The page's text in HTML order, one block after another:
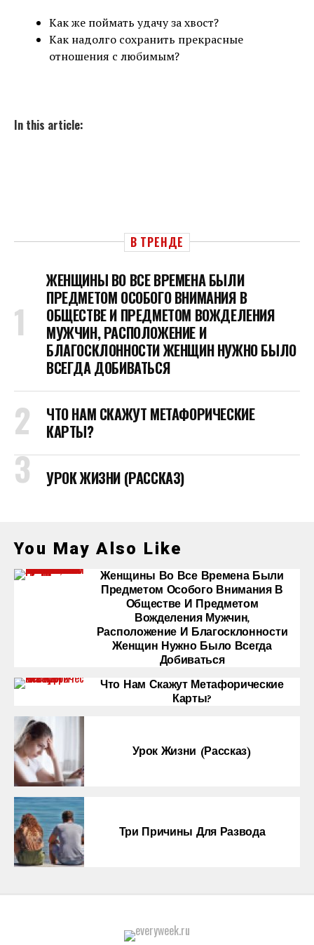
Как же поймать удачу за хвост?
Как надолго сохранить прекрасные
отношения с любимым?
In this article:
В ТРЕНДЕ
ЖЕНЩИНЫ ВО ВСЕ ВРЕМЕНА БЫЛИ
ПРЕДМЕТОМ ОСОБОГО ВНИМАНИЯ В
ОБЩЕСТВЕ И ПРЕДМЕТОМ ВОЖДЕЛЕНИЯ
МУЖЧИН, РАСПОЛОЖЕНИЕ И
БЛАГОСКЛОННОСТИ ЖЕНЩИН НУЖНО БЫЛО
ВСЕГДА ДОБИВАТЬСЯ
ЧТО НАМ СКАЖУТ МЕТАФОРИЧЕСКИЕ
КАРТЫ?
УРОК ЖИЗНИ (РАССКАЗ)
You May Also Like
Женщины Во Все Времена Были
Предметом Особого Внимания В
Обществе И Предметом
Вожделения Мужчин,
Расположение И Благосклонности
Женщин Нужно Было Всегда
Добиваться
Что Нам Скажут Метафорические
Карты?
Урок Жизни (рассказ)
Три Причины Для Развода